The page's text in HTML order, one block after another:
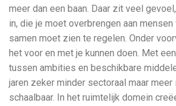
meer dan een baan. Daar zit veel
in, die je moet overbrengen aan
samen moet zien te regelen. Onder
het voor en met je kunnen doen. Met
tussen ambities en beschikbare
jaren zeker minder sectoraal maar meer
schaalbaar. In het ruimtelijk domein